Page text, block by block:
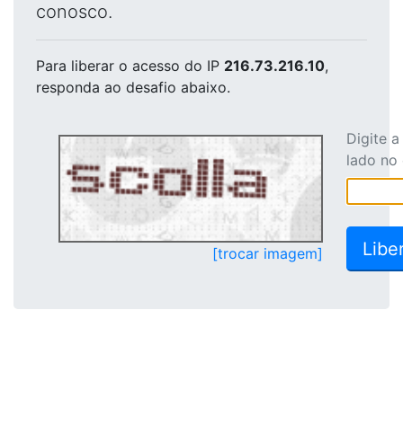
conosco.
Para liberar o acesso do IP 216.73.216.10,
responda ao desafio abaixo.
[trocar imagem]
Digite
lado no